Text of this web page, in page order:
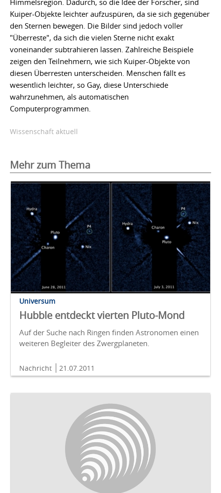
Kuiper-Objekte leichter aufzuspüren, da sie sich gegenüber
den Sternen bewegen. Die Bilder sind jedoch voller
"Überreste", da sich die vielen Sterne nicht exakt
voneinander subtrahieren lassen. Zahlreiche Beispiele
zeigen den Teilnehmern, wie sich Kuiper-Objekte von
diesen Überresten unterscheiden. Menschen fällt es
wesentlich leichter, so Gay, diese Unterschiede
wahrzunehmen, als automatischen
Computerprogrammen.
Wissenschaft aktuell
Mehr zum Thema
Universum
Hubble entdeckt vierten Pluto-Mond
Auf der Suche nach Ringen finden Astronomen einen
weiteren Begleiter des Zwergplaneten.
Nachricht 21.07.2011